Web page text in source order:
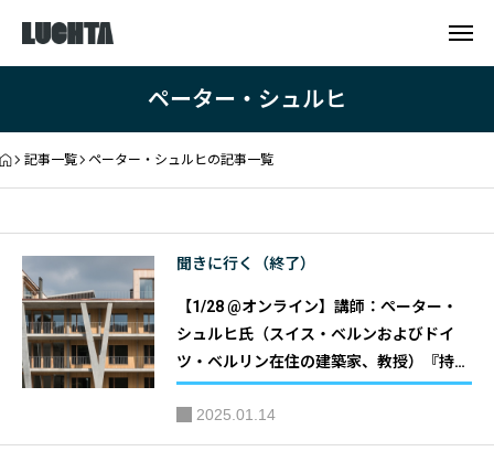
ペーター・シュルヒ
記事一覧 ペーター・シュルヒの記事一覧
聞きに行く（終了）
【1/28 @オンライン】講師：ぺーター・
シュルヒ氏（スイス・ベルンおよびドイ
ツ・ベルリン在住の建築家、教授）『持続
可能な建築の考え方と実践３〜木造建築
編』 第13回スイスー日本サスティナビリ
テイ交流ウェビナー｜主催：【SJS】スイ
2025.01.14